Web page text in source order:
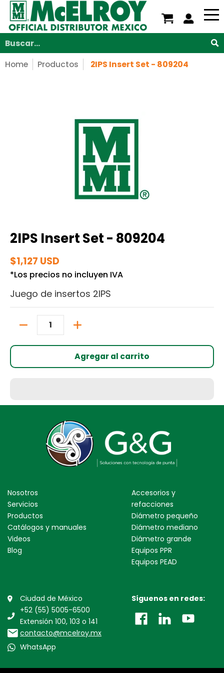
Saltar al contenido principal
Nosotros Servicios Productos Soporte
Buscar...
Home Productos 2IPS Insert Set - 809204
2IPS Insert Set - 809204
$1,127 USD
*Los precios no incluyen IVA
Juego de insertos 2IPS
Agregar al carrito
Nosotros
Servicios
Productos
Catálogos y manuales
Videos
Blog
Accesorios y
refacciones
Diámetro pequeño
Diámetro mediano
Diámetro grande
Equipos PPR
Equipos PEAD
Ciudad de México
+52 (55) 5005-6500
Extensión 100, 103 o 141
contacto@mcelroy.mx
WhatsApp
Síguenos en redes: